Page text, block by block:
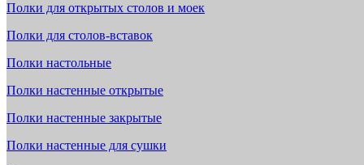
Полки для открытых столов и моек
Полки для столов-вставок
Полки настольные
Полки настенные открытые
Полки настенные закрытые
Полки настенные для сушки